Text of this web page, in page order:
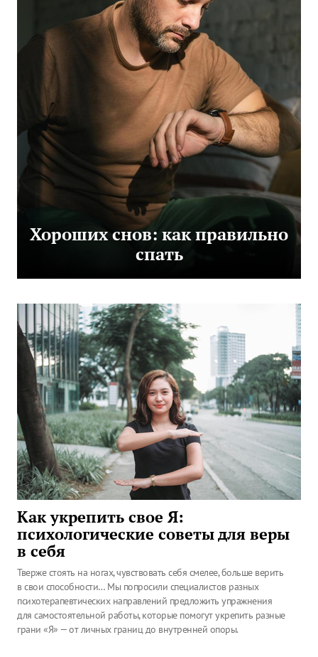
Хороших снов: как правильно
спать
Как укрепить свое Я:
психологические советы для веры
в себя
Тверже стоять на ногах, чувствовать себя смелее, больше верить
в свои способности… Мы попросили специалистов разных
психотерапевтических направлений предложить упражнения
для самостоятельной работы, которые помогут укрепить разные
грани «Я» — от личных границ до внутренней опоры.